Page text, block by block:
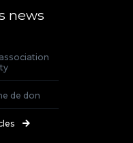
news
de don